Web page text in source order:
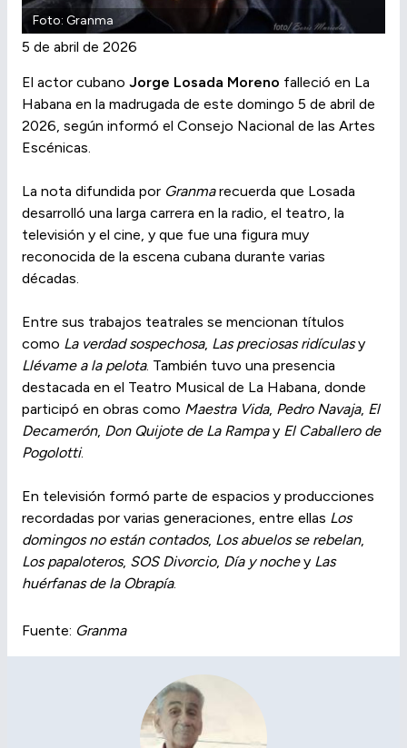
Foto: Granma
5 de abril de 2026
El actor cubano Jorge Losada Moreno falleció en La
Habana en la madrugada de este domingo 5 de abril de
2026, según informó el Consejo Nacional de las Artes
Escénicas.
La nota difundida por Granmarecuerda que Losada
desarrolló una larga carrera en la radio, el teatro, la
televisión y el cine, y que fue una figura muy
reconocida de la escena cubana durante varias
décadas.
Entre sus trabajos teatrales se mencionan títulos
como La verdad sospechosa, Las preciosas ridículasy
Llévame a la pelota. También tuvo una presencia
destacada en el Teatro Musical de La Habana, donde
participó en obras como Maestra Vida, Pedro Navaja, El
Decamerón, Don Quijote de La Rampay El Caballero de
Pogolotti.
En televisión formó parte de espacios y producciones
recordadas por varias generaciones, entre ellas Los
domingos no están contados, Los abuelos se rebelan,
Los papaloteros, SOS Divorcio, Día y nochey Las
huérfanas de la Obrapía.
Fuente: Granma